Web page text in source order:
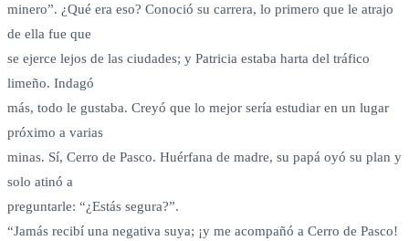
minero”. ¿Qué era eso? Conoció su carrera, lo primero que le atrajo
de ella fue que
se ejerce lejos de las ciudades; y Patricia estaba harta del tráfico
limeño. Indagó
más, todo le gustaba. Creyó que lo mejor sería estudiar en un lugar
próximo a varias
minas. Sí, Cerro de Pasco. Huérfana de madre, su papá oyó su plan y
solo atinó a
preguntarle: “¿Estás segura?”.
“Jamás recibí una negativa suya; ¡y me acompañó a Cerro de Pasco!